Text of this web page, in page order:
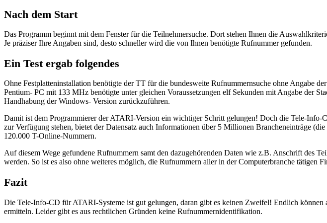
Nach dem Start
Das Programm beginnt mit dem Fenster für die Teilnehmersuche. Dort stehen Ihnen die
Je präziser Ihre Angaben sind, desto schneller wird die von Ihnen benötigte Rufnummer gefunden.
Ein Test ergab folgendes
Ohne Festplatteninstallation benötigte der TT für die bundesweite Rufnummernsuche ohne Angabe
Pentium- PC mit 133 MHz benötigte unter gleichen Voraussetzungen elf Sekunden mit Angabe der
Handhabung der Windows- Version zurückzuführen.
Damit ist dem Programmierer der ATARI-Version ein wichtiger Schritt gelungen! Doch die Tele-
zur Verfügung stehen, bietet der Datensatz auch Informationen über 5 Millionen Brancheneinträge
120.000 T-Online-Nummern.
Auf diesem Wege gefundene Rufnummern samt den dazugehörenden Daten wie z.B. Anschrift des
werden. So ist es also ohne weiteres möglich, die Rufnummern aller in der Computerbranche tätigen
Fazit
Die Tele-Info-CD für ATARI-Systeme ist gut gelungen, daran gibt es keinen Zweifel! Endlich
ermitteln. Leider gibt es aus rechtlichen Gründen keine Rufnummernidentifikation.